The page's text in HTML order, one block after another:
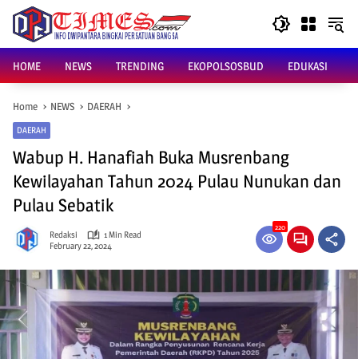
content
HOME
NEWS TRENDING EKOPOLSOSBUD EDUKASI
Home NEWS DAERAH
DAERAH
Wabup H. Hanafiah Buka Musrenbang
Kewilayahan Tahun 2024 Pulau Nunukan dan
Pulau Sebatik
Redaksi
1 Min Read
February 22, 2024
220